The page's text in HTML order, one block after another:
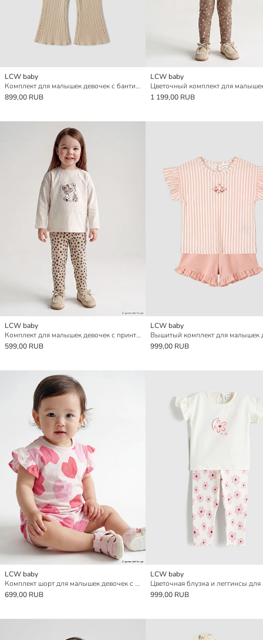
LCW baby
Комплект для малышек девочек с бантиками
899,00 RUB
LCW baby
1 199,00 RUB
LCW baby
Комплект для малышек девочек с принтом
599,00 RUB
LCW baby
999,00 RUB
LCW baby
Комплект шорт для малышек девочек с принтом в виде сердечек
699,00 RUB
LCW baby
999,00 RUB